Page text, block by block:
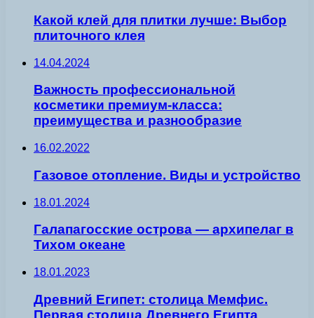
Какой клей для плитки лучше: Выбор
плиточного клея
14.04.2024
Важность профессиональной
косметики премиум-класса:
преимущества и разнообразие
16.02.2022
Газовое отопление. Виды и устройство
18.01.2024
Галапагосские острова — архипелаг в
Тихом океане
18.01.2023
Древний Египет: столица Мемфис.
Первая столица Древнего Египта